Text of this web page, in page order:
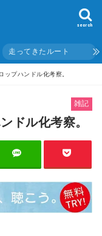
search
走ってきたルート
プハンドル化考察。
雑記
ドル化考察。